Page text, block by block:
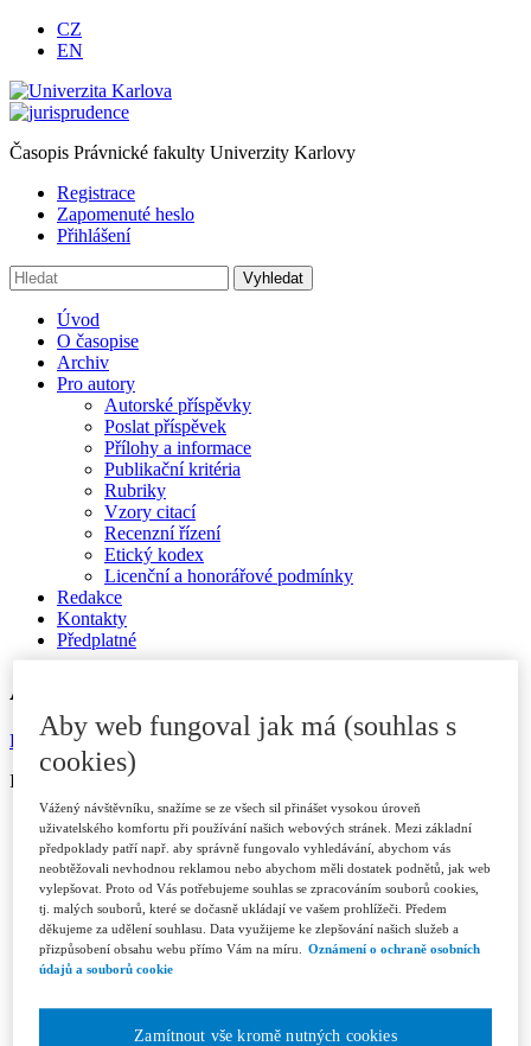
CZ
EN
Časopis Právnické fakulty Univerzity Karlovy
Registrace
Zapomenuté heslo
Přihlášení
Úvod
O časopise
Archiv
Pro autory
Autorské příspěvky
Poslat příspěvek
Přílohy a informace
Publikační kritéria
Rubriky
Vzory citací
Recenzní řízení
Etický kodex
Licenční a honorářové podmínky
Redakce
Kontakty
Předplatné
ARCHIV
Dostupné v ASPI
ISSN 1802-3843 (print)
Ročník 2026
Číslo 1/2026
Číslo 2/2026
Číslo 3/2026
Ročník 2025
Číslo 1/2025
Číslo 2/2025
Číslo 3/2025
Číslo 6/2025
Ročník 2024
Aby web fungoval jak má (souhlas s
cookies)
Vážený návštěvníku, snažíme se ze všech sil přinášet vysokou úroveň
uživatelského komfortu při používání našich webových stránek. Mezi základní
předpoklady patří např. aby správně fungovalo vyhledávání, abychom vás
neobtěžovali nevhodnou reklamou nebo abychom měli dostatek podnětů, jak web
vylepšovat. Proto od Vás potřebujeme souhlas se zpracováním souborů cookies,
tj. malých souborů, které se dočasně ukládají ve vašem prohlížeči. Předem
děkujeme za udělení souhlasu. Data využijeme ke zlepšování našich služeb a
přizpůsobení obsahu webu přímo Vám na míru.
Oznámení o ochraně osobních
údajů a souborů cookie
Zamítnout vše kromě nutných cookies